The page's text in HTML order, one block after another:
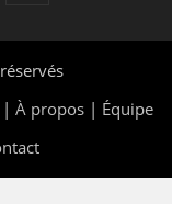
À propos | Équipe